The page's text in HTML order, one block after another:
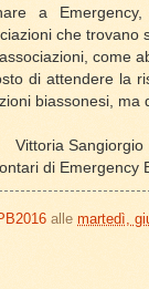
a
che trovano
come
di attendere la
biassonesi, ma
alle martedì,